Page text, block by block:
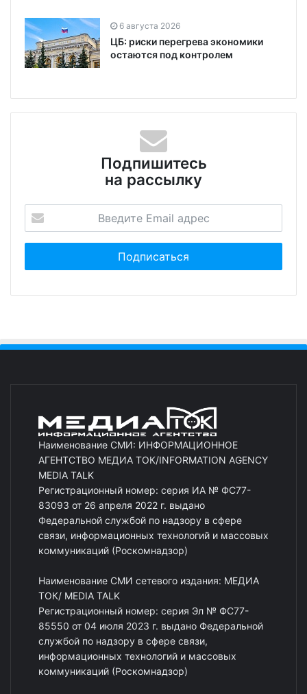
6 августа 2026
ЦБ: риски перегрева экономики
остаются под контролем
Подпишитесь
на рассылку
Наименование СМИ: ИНФОРМАЦИОННОЕ
АГЕНТСТВО МЕДИА ТОК/INFORMATION AGENCY
MEDIA TALK
Регистрационный номер: серия ИА № ФС77-
83093 от 26 апреля 2022 г. выдано
Федеральной службой по надзору в сфере
связи, информационных технологий и массовых
коммуникаций (Роскомнадзор)
Наименование СМИ сетевого издания: МЕДИА
ТОК/ MEDIA TALK
Регистрационный номер: серия Эл № ФС77-
85550 от 04 июля 2023 г. выдано Федеральной
службой по надзору в сфере связи,
информационных технологий и массовых
коммуникаций (Роскомнадзор)